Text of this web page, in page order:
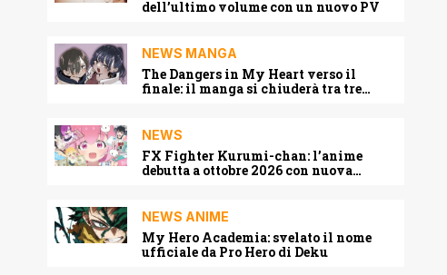
dell’ultimo volume con un nuovo PV
NEWS MANGA
The Dangers in My Heart verso il
finale: il manga si chiuderà tra tre
NEWS
FX Fighter Kurumi-chan: l’anime
debutta a ottobre 2026 con nuova
NEWS ANIME
My Hero Academia: svelato il nome
ufficiale da Pro Hero di Deku